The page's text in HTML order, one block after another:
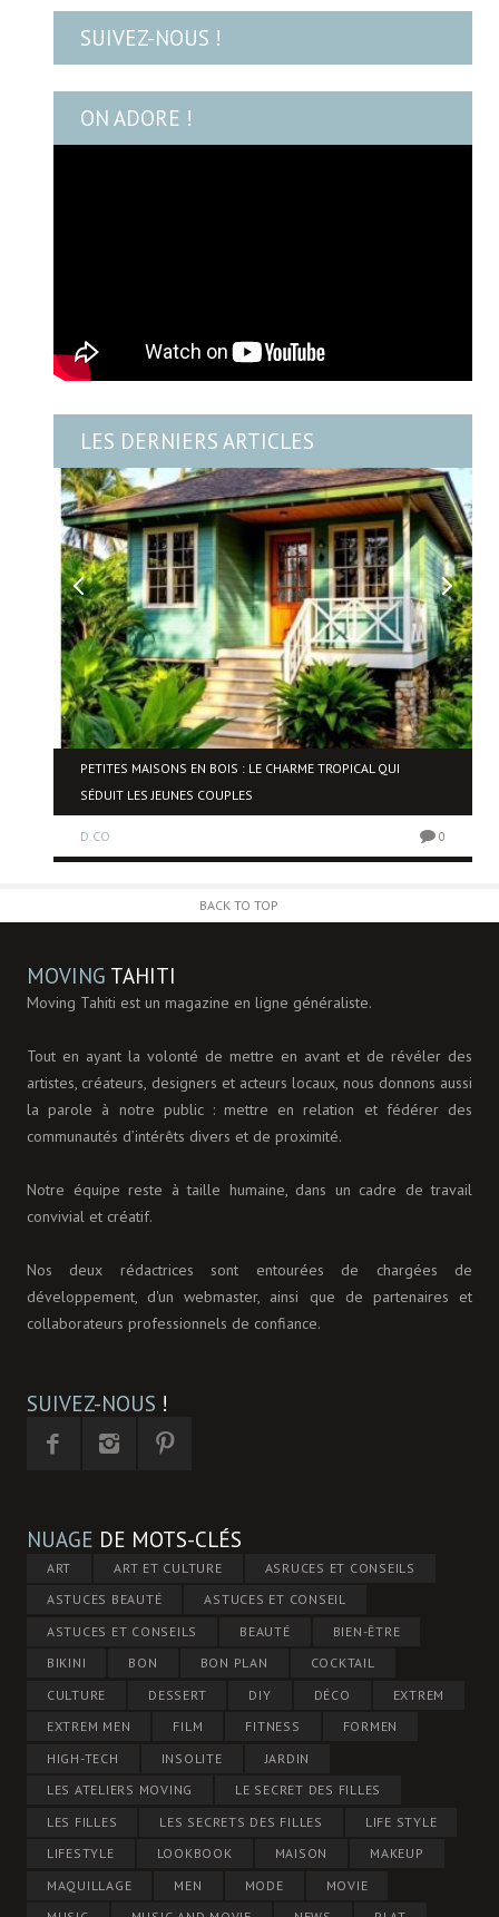
SUIVEZ-NOUS !
ON ADORE !
LES DERNIERS ARTICLES
PETITES MAISONS EN BOIS : LE CHARME TROPICAL QUI
SÉDUIT LES JEUNES COUPLES
D.CO 0
BACK TO TOP
MOVING TAHITI
Moving Tahiti est un magazine en ligne généraliste.
Tout en ayant la volonté de mettre en avant et de révéler des
artistes, créateurs, designers et acteurs locaux, nous donnons aussi
la parole à notre public : mettre en relation et fédérer des
communautés d’intérêts divers et de proximité.
Notre équipe reste à taille humaine, dans un cadre de travail
convivial et créatif.
Nos deux rédactrices sont entourées de chargées de
développement, d'un webmaster, ainsi que de partenaires et
collaborateurs professionnels de confiance.
SUIVEZ-NOUS !
NUAGE DE MOTS-CLÉS
ART ART ET CULTURE
ASRUCES ET CONSEILS
ASTUCES BEAUTÉ
ASTUCES ET CONSEIL
ASTUCES ET CONSEILS
BEAUTÉ
BIEN-ÊTRE
BIKINI
BON BON PLAN
COCKTAIL
CULTURE
DESSERT DIY DÉCO
EXTREM
EXTREM MEN
FILM FITNESS
FORMEN
HIGH-TECH
INSOLITE
JARDIN
LES ATELIERS MOVING
LE SECRET DES FILLES
LES FILLES
LES SECRETS DES FILLES
LIFE STYLE
LIFESTYLE
LOOKBOOK MAISON
MAKEUP
MAQUILLAGE
MEN MODE
MOVIE